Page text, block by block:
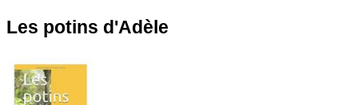
Les potins d'Adèle